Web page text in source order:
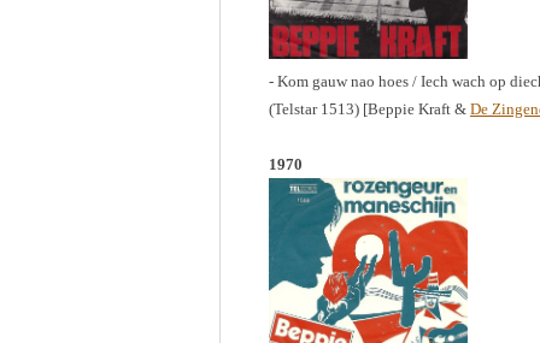
- Kom gauw nao hoes / Iech wach op
(Telstar 1513) [Beppie Kraft & De
1970